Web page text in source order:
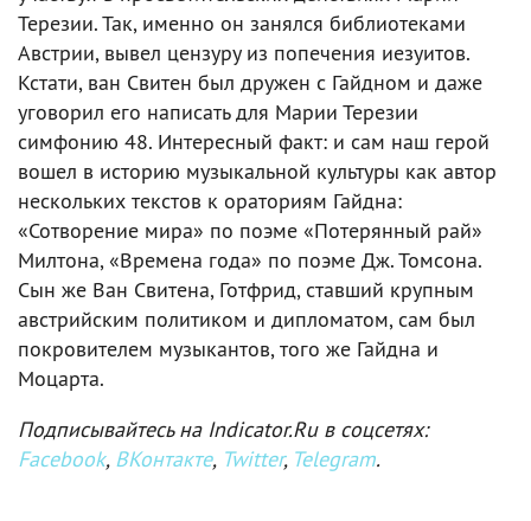
Терезии. Так, именно он занялся библиотеками
Австрии, вывел цензуру из попечения иезуитов.
Кстати, ван Свитен был дружен с Гайдном и даже
уговорил его написать для Марии Терезии
симфонию 48. Интересный факт: и сам наш герой
вошел в историю музыкальной культуры как автор
нескольких текстов к ораториям Гайдна:
«Сотворение мира» по поэме «Потерянный рай»
Милтона, «Времена года» по поэме Дж. Томсона.
Сын же Ван Свитена, Готфрид, ставший крупным
австрийским политиком и дипломатом, сам был
покровителем музыкантов, того же Гайдна и
Моцарта.
Подписывайтесь на Indicator.Ru в соцсетях:
Facebook, ВКонтакте, Twitter, Telegram.